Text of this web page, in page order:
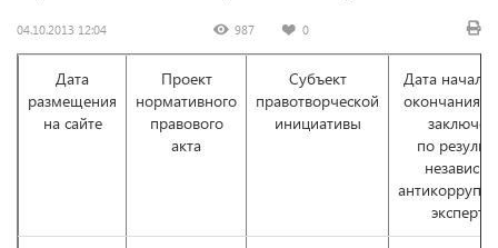
04.10.2013 12:04 987 0
Дата
размещения
на сайте
Проект
нормативного
правового
акта
Субъект
правотворческой
инициативы
Дата начала
окончания
по